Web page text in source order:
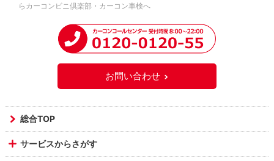
らカーコンビニ倶楽部・カーコン車検へ
お問い合わせ
総合TOP
サービスからさがす